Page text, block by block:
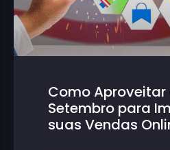
Como Aproveitar
Setembro para
suas Vendas